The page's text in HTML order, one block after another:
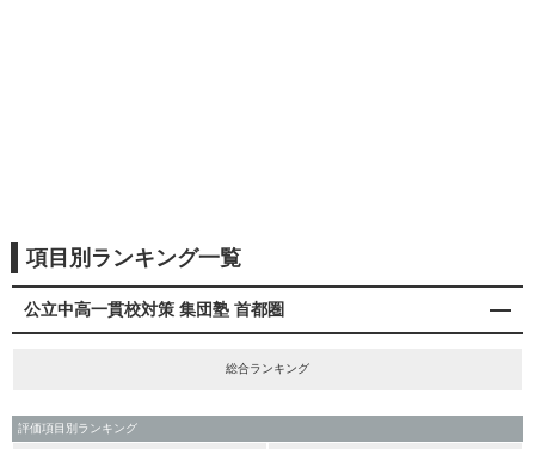
項目別ランキング一覧
公立中高一貫校対策 集団塾 首都圏
総合ランキング
評価項目別ランキング